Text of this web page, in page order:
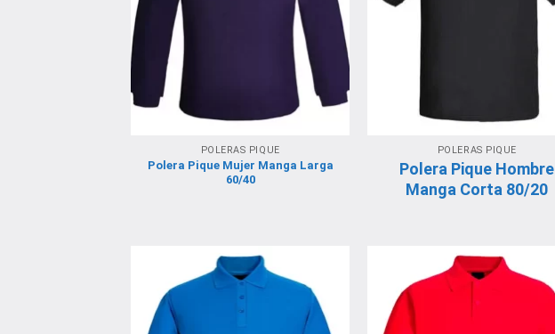
POLERAS PIQUE
Polera Pique Mujer Manga Larga
60/40
POLERAS PIQUE
Polera Pique Hombre
Manga Corta 80/20